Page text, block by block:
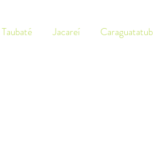
Taubaté Jacareí